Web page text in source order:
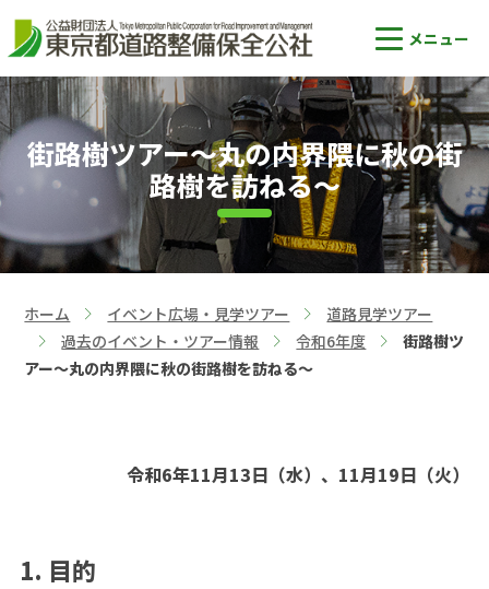
街路樹ツアー～丸の内界隈に秋の街
路樹を訪ねる～
ホーム
>
イベント広場・見学ツアー
>
道路見学ツアー
過去のイベント・ツアー情報
>
令和6年度
街路樹ツ
アー～丸の内界隈に秋の街路樹を訪ねる～
令和6年11月13日（水）、11月19日（火）
1. 目的